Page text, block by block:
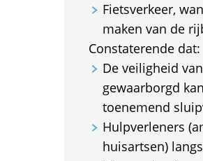
Fietsverkeer,
maken van de
Constaterende dat:
De veiligheid
gewaarborgd
toenemend
Hulpverleners
huisartsen)